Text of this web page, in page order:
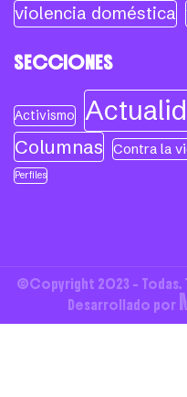
violencia doméstica
SECCIONES
Activismo
Columnas Contra la
Perfiles
©Copyright 2023 -
Desarrollado por